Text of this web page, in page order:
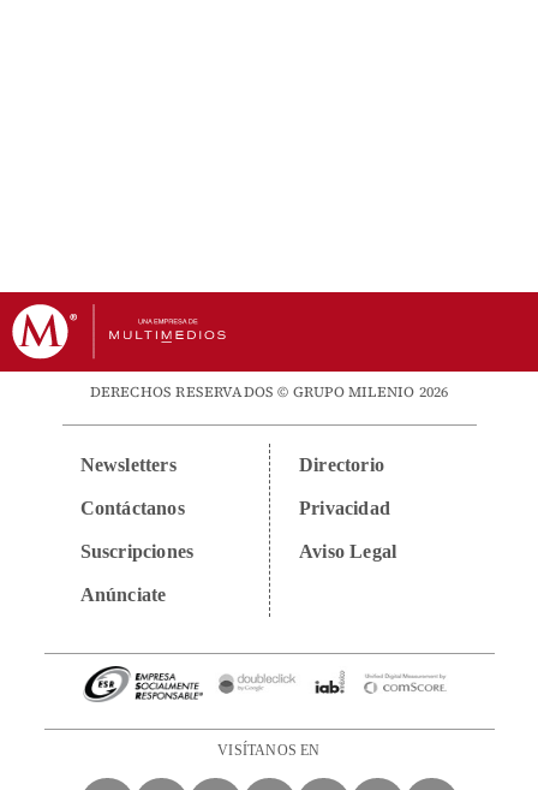
DERECHOS RESERVADOS © GRUPO MILENIO 2026
Newsletters
Contáctanos
Suscripciones
Anúnciate
Directorio
Privacidad
Aviso Legal
VISÍTANOS EN